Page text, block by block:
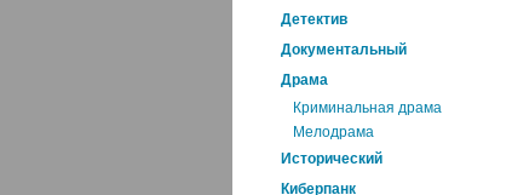
Детектив
Документальный
Драма
Криминальная драма
Мелодрама
Исторический
Киберпанк